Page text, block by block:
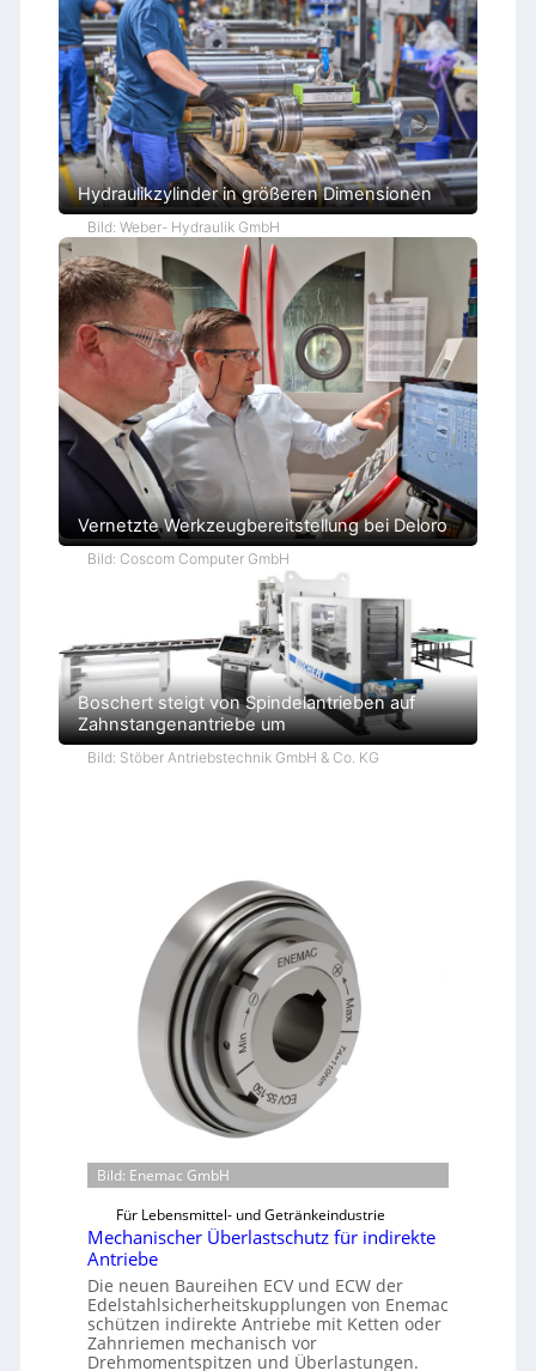
Hydraulikzylinder in größeren Dimensionen
Bild: Weber- Hydraulik GmbH
Vernetzte Werkzeugbereitstellung bei Deloro
Bild: Coscom Computer GmbH
Boschert steigt von Spindelantrieben auf
Zahnstangenantriebe um
Bild: Stöber Antriebstechnik GmbH & Co. KG
Bild: Enemac GmbH
Für Lebensmittel- und Getränkeindustrie
Mechanischer Überlastschutz für indirekte
Antriebe
Die neuen Baureihen ECV und ECW der
Edelstahlsicherheitskupplungen von Enemac
schützen indirekte Antriebe mit Ketten oder
Zahnriemen mechanisch vor
Drehmomentspitzen und Überlastungen.